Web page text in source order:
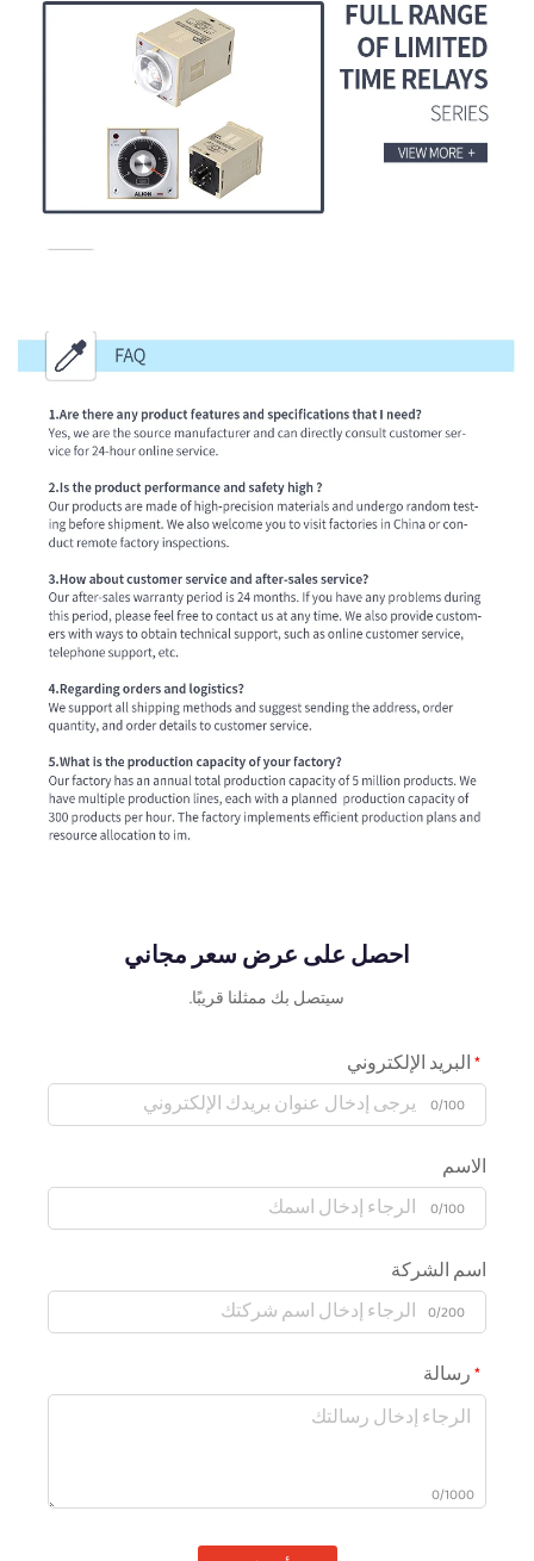
احصل على عرض سعر مجاني
سيتصل بك ممثلنا قريبًا.
البريد الإلكتروني
0/100
الاسم
0/100
اسم الشركة
0/200
رسالة
0/1000